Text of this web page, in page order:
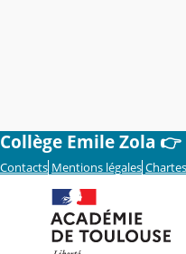
Collège Emile Zola 👉
Contacts Mentions légales